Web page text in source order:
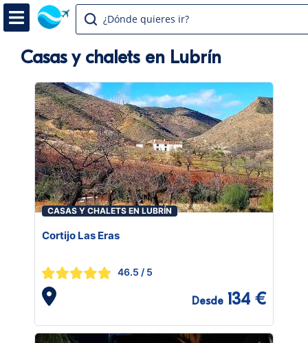
¿Dónde quieres ir?
Casas y chalets en Lubrín
CASAS Y CHALETS EN LUBRÍN
Cortijo Las Eras
46.5 / 5
Desde 134 €